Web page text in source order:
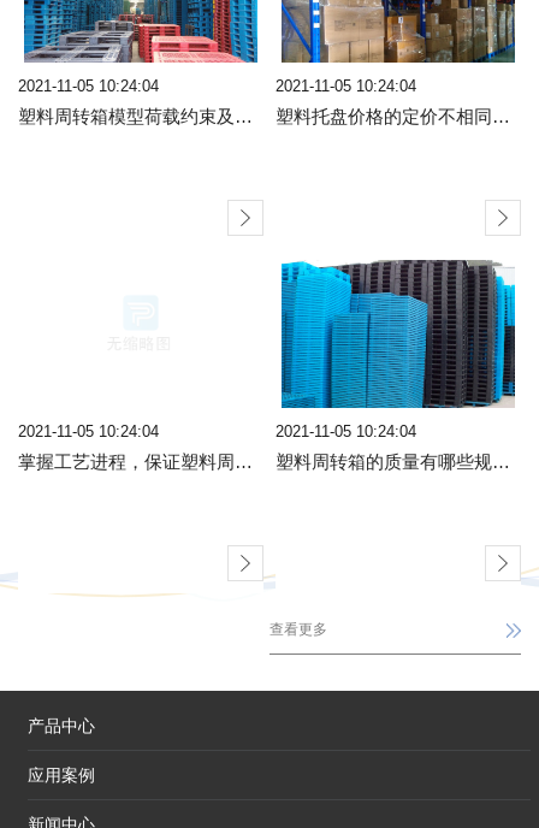
2021-11-05 10:24:04
塑料周转箱模型荷载约束及处置
2021-11-05 10:24:04
塑料托盘价格的定价不相同各有原因
2021-11-05 10:24:04
掌握工艺进程，保证塑料周转箱的质量
2021-11-05 10:24:04
塑料周转箱的质量有哪些规范规则
查看更多
产品中心
应用案例
新闻中心